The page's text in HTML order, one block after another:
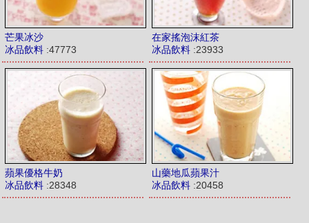
芒果冰沙
冰品飲料 :47773
在家搖泡沫紅茶
冰品飲料 :23933
蘋果優格牛奶
冰品飲料 :28348
山藥地瓜蘋果汁
冰品飲料 :20458